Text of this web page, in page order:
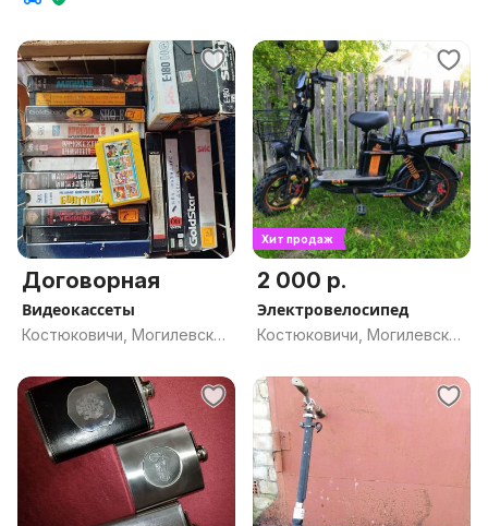
Договорная
Видеокассеты
Костюковичи, Могилевская
Хит продаж
2 000 р.
Электровелосипед
Костюковичи, Могилевская